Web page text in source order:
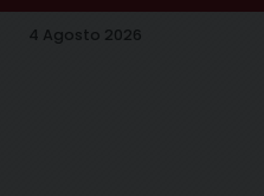
Skip
4 Agosto 2026